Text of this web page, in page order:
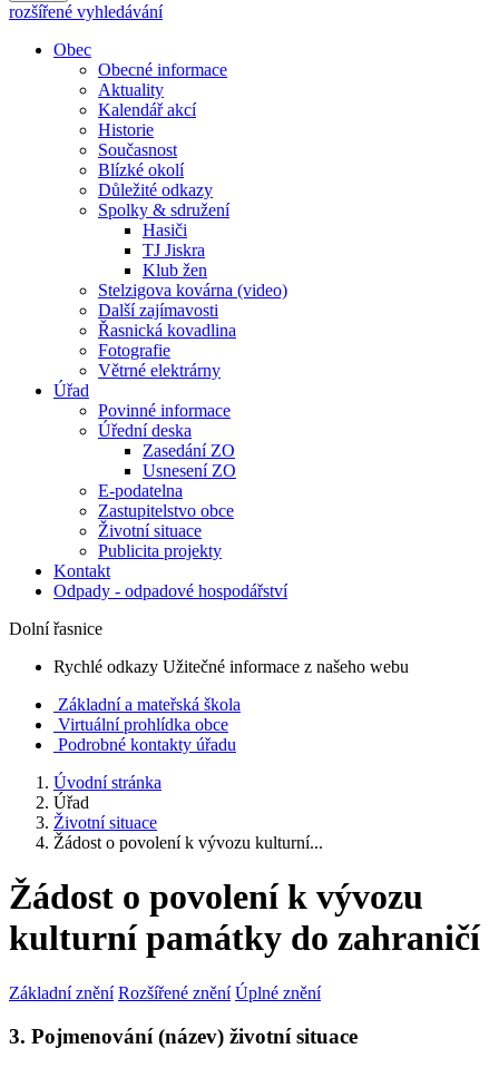
rozšířené vyhledávání
Obec
Obecné informace
Aktuality
Kalendář akcí
Historie
Současnost
Blízké okolí
Důležité odkazy
Spolky & sdružení
Hasiči
TJ Jiskra
Klub žen
Stelzigova kovárna (video)
Další zajímavosti
Řasnická kovadlina
Fotografie
Větrné elektrárny
Úřad
Povinné informace
Úřední deska
Zasedání ZO
Usnesení ZO
E-podatelna
Zastupitelstvo obce
Životní situace
Publicita projekty
Kontakt
Odpady - odpadové hospodářství
Dolní řasnice
Rychlé odkazy Užitečné informace z našeho webu
Základní a mateřská škola
Virtuální prohlídka obce
Podrobné kontakty úřadu
Úvodní stránka
Úřad
Životní situace
Žádost o povolení k vývozu kulturní...
Žádost o povolení k vývozu
kulturní památky do zahraničí
Základní znění Rozšířené znění Úplné znění
3. Pojmenování (název) životní situace